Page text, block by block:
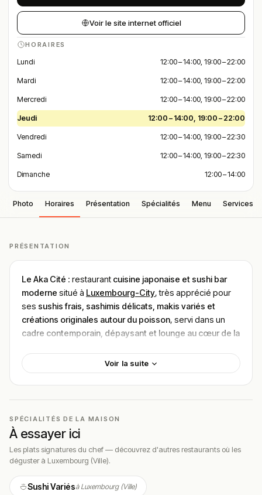
Voir le site internet officiel
HORAIRES
Lundi 12:00 – 14:00, 19:00 – 22:00
Mardi 12:00 – 14:00, 19:00 – 22:00
Mercredi 12:00 – 14:00, 19:00 – 22:00
Jeudi 12:00 – 14:00, 19:00 – 22:00
Vendredi 12:00 – 14:00, 19:00 – 22:30
Samedi 12:00 – 14:00, 19:00 – 22:30
Dimanche 12:00 – 14:00
Photo Horaires Présentation Spécialités Menu Services
PRÉSENTATION
Le Aka Cité : restaurant cuisine japonaise et sushi bar
moderne situé à Luxembourg-City, très apprécié pour
ses sushis frais, sashimis délicats, makis variés et
créations originales autour du poisson, servi dans un
cadre contemporain, dépaysant et lounge au cœur de la
un dîner ou un repas à partager entre amis ou en couple
,
avec unefourchette de prix ≈ 20–35 €et unenote
globale positive (~4,1/5)pour lafraîcheur des produits,
l’ambiance originale et l’expérience sushi train le week-
end
bien que certains retours mentionnent que
service peut être lent aux heures de pointe et que le
rapport qualité-prix est parfois jugé élevé
Localisation
Aka Citéest situé au3 Rue Genistre, 1623 Ville-Haute
Voir la suite
SPÉCIALITÉS DE LA MAISON
À essayer ici
Les plats signatures du chef — découvrez d'autres restaurants où les
déguster à Luxembourg (Ville).
Sushi Variésà Luxembourg (Ville)